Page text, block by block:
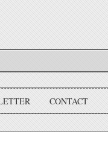
CONTACT